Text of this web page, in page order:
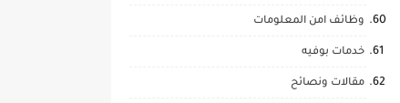
وظائف امن المعلومات
خدمات بوفيه
مقالات ونصائح